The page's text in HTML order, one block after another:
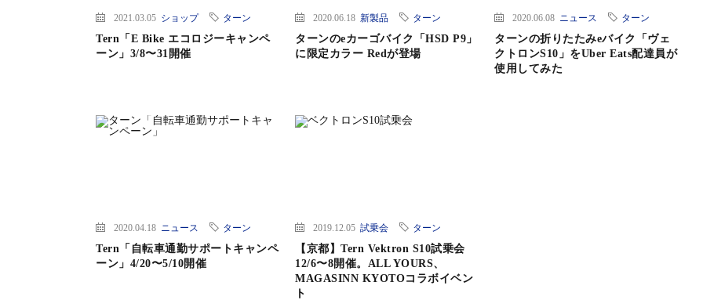
2021.03.05 ショップ ターン
Tern「E Bike エコロジーキャンペ
ーン」3/8〜31開催
2020.06.18新製品 ターン
ターンのeカーゴバイク「HSD P9」
に限定カラー Redが登場
2020.06.08 ニュース ターン
ターンの折りたたみeバイク「ヴェ
クトロンS10」をUber Eats配達員が
使用してみた
2020.04.18 ニュース ターン
Tern「自転車通勤サポートキャンペ
ーン」4/20〜5/10開催
2019.12.05試乗会 ターン
【京都】Tern Vektron S10試乗会
12/6〜8開催。ALL YOURS、
MAGASINN KYOTOコラボイベン
ト